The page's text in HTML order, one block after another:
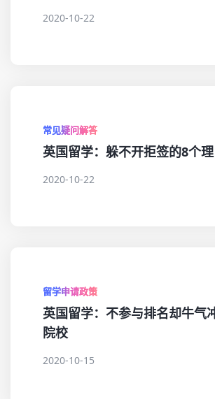
2020-10-22
常见疑问解答
英国留学：躲不开拒签的8个
2020-10-22
留学申请政策
英国留学：不参与排名却牛气
院校
2020-10-15